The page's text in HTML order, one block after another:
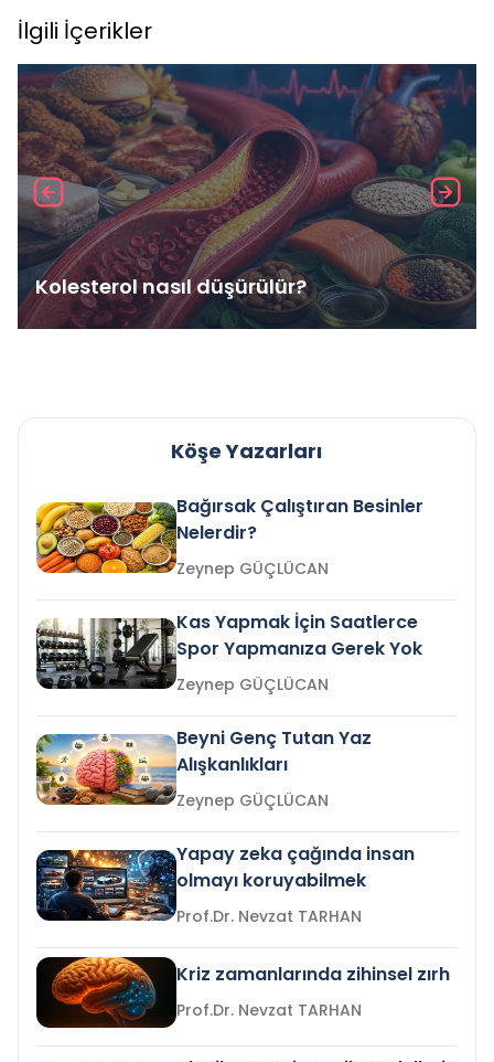
İlgili İçerikler
Kolesterol nasıl düşürülür?
Köşe Yazarları
Bağırsak Çalıştıran Besinler
Nelerdir?
Zeynep GÜÇLÜCAN
Kas Yapmak İçin Saatlerce
Spor Yapmanıza Gerek Yok
Zeynep GÜÇLÜCAN
Beyni Genç Tutan Yaz
Alışkanlıkları
Zeynep GÜÇLÜCAN
Yapay zeka çağında insan
olmayı koruyabilmek
Prof.Dr. Nevzat TARHAN
Kriz zamanlarında zihinsel zırh
Prof.Dr. Nevzat TARHAN